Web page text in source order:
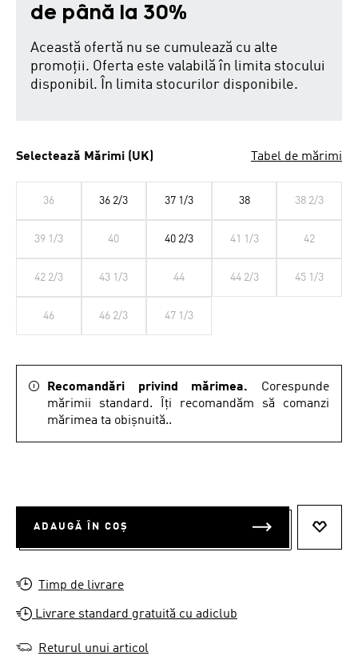
de până la 30%
Această ofertă nu se cumulează cu alte
promoții. Oferta este valabilă în limita stocului
disponibil. În limita stocurilor disponibile.
Selectează Mărimi (UK) Tabel de mărimi
36 36 2/3 37 1/3 38 38 2/3
39 1/3 40 40 2/3 41 1/3 42
42 2/3 43 1/3 44 44 2/3 45 1/3
46 46 2/3 47 1/3
Recomandări privind mărimea. Corespunde
mărimii standard. Îți recomandăm să comanzi
mărimea ta obișnuită..
ADAUGĂ ÎN COȘ
Timp de livrare
Livrare standard gratuită cu adiclub
Returul unui articol